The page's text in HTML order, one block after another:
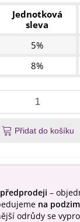
Jednotková
sleva
5%
8%
Přidat do košíku
předprodeji –
na
odrůdy se